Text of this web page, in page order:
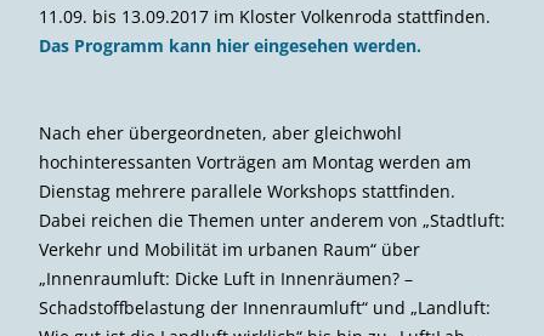
11.09. bis 13.09.2017 im Kloster Volkenroda stattfinden.
Das Programm kann hier eingesehen werden.
Nach eher übergeordneten, aber gleichwohl
hochinteressanten Vorträgen am Montag werden am
Dienstag mehrere parallele Workshops stattfinden.
Dabei reichen die Themen unter anderem von „Stadtluft:
Verkehr und Mobilität im urbanen Raum“ über
„Innenraumluft: Dicke Luft in Innenräumen? –
Schadstoffbelastung der Innenraumluft“ und „Landluft: